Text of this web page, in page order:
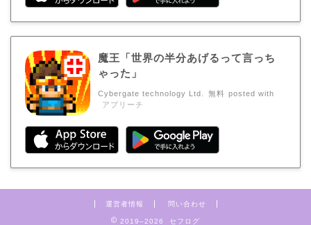
魔王「世界の半分あげるって言っち
ゃった」
Cybergate technology Ltd. 無料 posted with
アプリーチ
運営者情報 問い合わせ
2019–2026 セフログ